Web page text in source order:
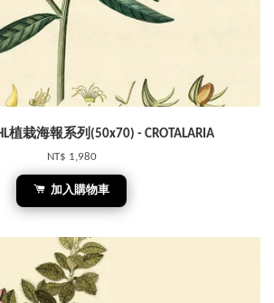
植栽海報系列(50x70) - CROTALARIA
NT$ 1,980
加入購物車